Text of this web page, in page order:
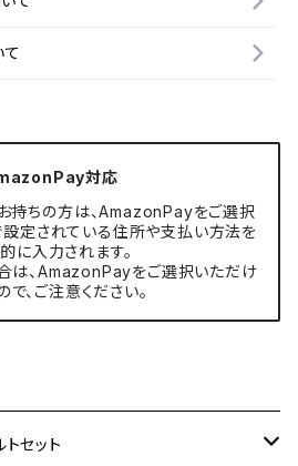
対応
持ちの方は、AmazonPayをご選択
設定されている住所や支払い方法を
に入力されます。
は、AmazonPayをご選択いただけ
で、ご注意ください。
セット